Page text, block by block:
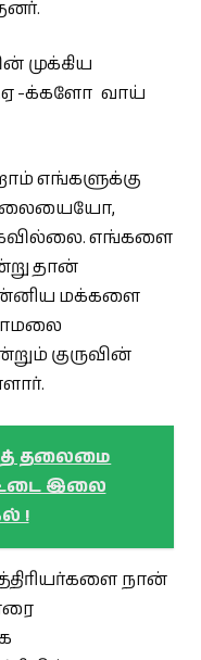
முக்கிய
-க்களோ வாய்
எங்களுக்கு
எங்களை
தான்
மக்களை
குருவின்
தலைமை
இலை
!
நான்